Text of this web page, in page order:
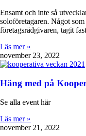
Ensamt och inte så
soloföretagaren. Något
företagsrådgivaren, tagit
Läs mer »
november 23, 2022
Häng med på
Se alla event här
Läs mer »
november 21, 2022